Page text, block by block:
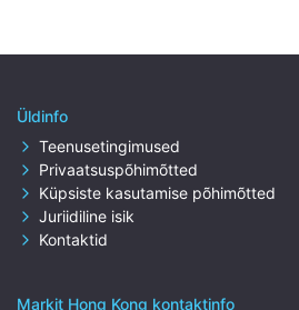
Üldinfo
Teenusetingimused
Privaatsuspõhimõtted
Küpsiste kasutamise põhimõtted
Juriidiline isik
Kontaktid
Markit Hong Kong kontaktinfo